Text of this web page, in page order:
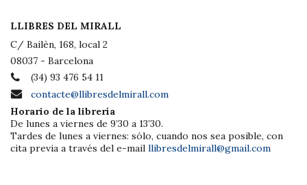
LLIBRES DEL MIRALL
C/ Bailèn, 168, local 2
08037 - Barcelona
(34) 93 476 54 11
contacte@llibresdelmirall.com
Horario de la librería
De lunes a viernes de 9’30 a 13’30.
Tardes de lunes a viernes: sólo, cuando nos sea posible, con
cita previa a través del e-mail llibresdelmirall@gmail.com